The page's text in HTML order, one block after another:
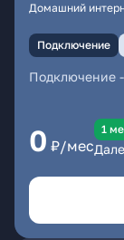
Домашний
Подключение
Подключение -
0 ₽/мес
1